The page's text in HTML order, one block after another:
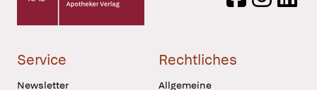
Service
Newsletter
Rechtliches
Allgemeine